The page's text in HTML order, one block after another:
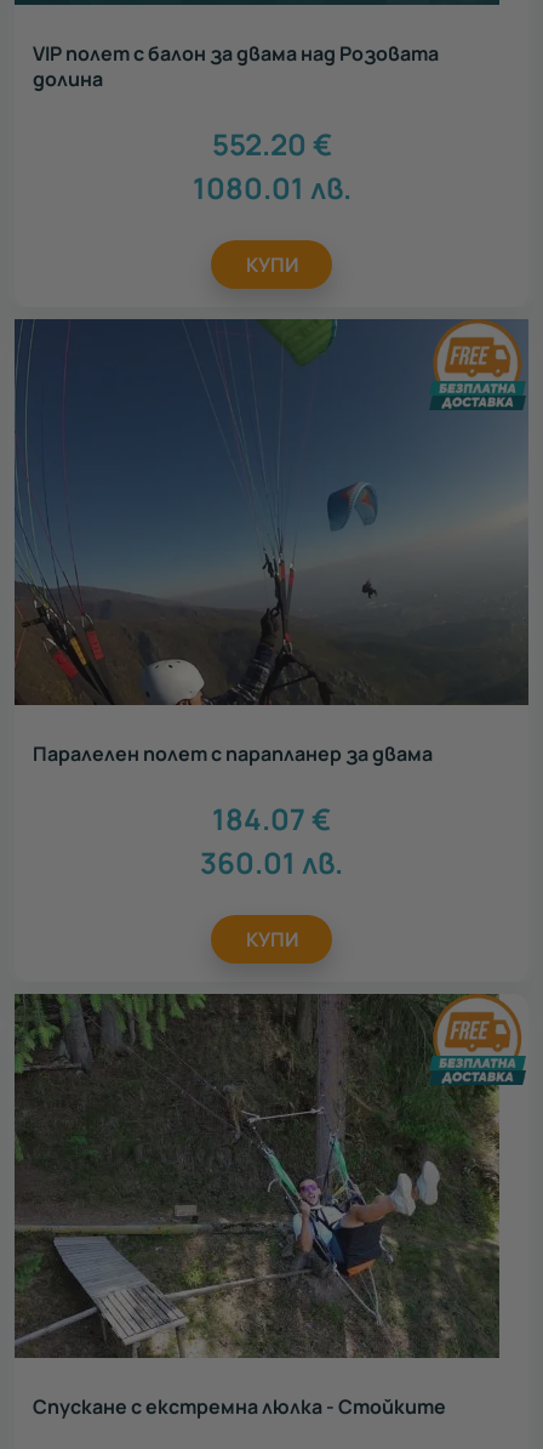
VIP полет с балон за двама над Розовата
долина
552.20 €
1080.01 лв.
КУПИ
Паралелен полет с парапланер за двама
184.07€
360.01 лв.
КУПИ
Спускане с екстремна люлка - Стойките